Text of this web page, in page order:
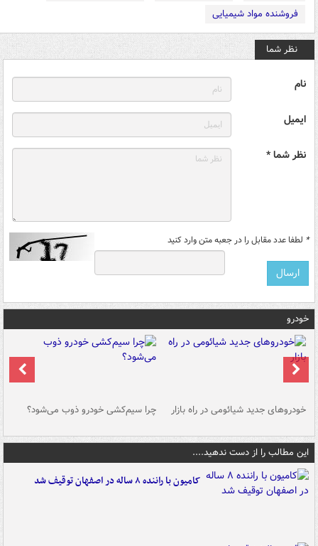
فروشنده مواد شیمیایی
نظر شما
نام
ایمیل
نظر شما *
* لطفا عدد مقابل را در جعبه متن وارد کنید
خودرو
خودروهای جدید شیائومی در راه بازار چرا سیم‌کشی خودرو ذوب می‌شود؟
این مطالب را از دست ندهید....
کامیون با راننده ۸ ساله در اصفهان توقیف شد